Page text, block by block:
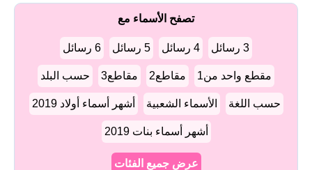
تصفح الأسماء مع
3 رسائل 4 رسائل 5 رسائل 6 رسائل
مقطع واحد من1 مقاطع2 مقاطع3 حسب البلد
حسب اللغة الأسماء الشعبية أشهر أسماء أولاد 2019
أشهر أسماء بنات 2019
عرض جميع الفئات